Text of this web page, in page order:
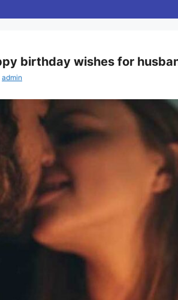
birthday wishes for
admin